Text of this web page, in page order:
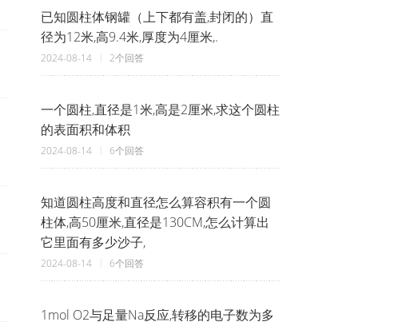
已知圆柱体钢罐（上下都有盖,封闭的）直
径为12米,高9.4米,厚度为4厘米,.
2024-08-14 2个回答
一个圆柱,直径是1米,高是2厘米,求这个圆柱
的表面积和体积
2024-08-14 6个回答
知道圆柱高度和直径怎么算容积有一个圆
柱体,高50厘米,直径是130CM,怎么计算出
它里面有多少沙子,
2024-08-14 6个回答
1mol O2与足量Na反应,转移的电子数为多